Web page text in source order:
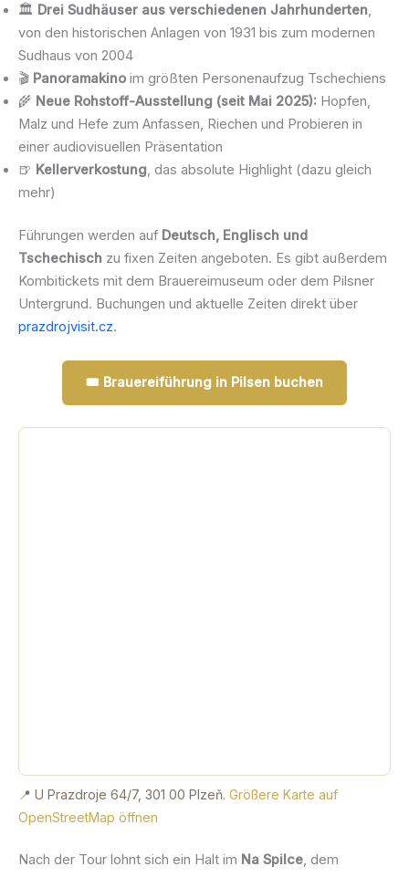
🏛️ Drei Sudhäuser aus verschiedenen Jahrhunderten,
von den historischen Anlagen von 1931 bis zum modernen
Sudhaus von 2004
🎬 Panoramakino im größten Personenaufzug Tschechiens
🌾 Neue Rohstoff-Ausstellung (seit Mai 2025): Hopfen,
Malz und Hefe zum Anfassen, Riechen und Probieren in
einer audiovisuellen Präsentation
🍺 Kellerverkostung, das absolute Highlight (dazu gleich
mehr)
Führungen werden auf Deutsch, Englisch und
Tschechisch zu fixen Zeiten angeboten. Es gibt außerdem
Kombitickets mit dem Brauereimuseum oder dem Pilsner
Untergrund. Buchungen und aktuelle Zeiten direkt über
prazdrojvisit.cz.
🎟️ Brauereiführung in Pilsen buchen
📍 U Prazdroje 64/7, 301 00 Plzeň. Größere Karte auf
OpenStreetMap öffnen
Nach der Tour lohnt sich ein Halt im Na Spilce, dem